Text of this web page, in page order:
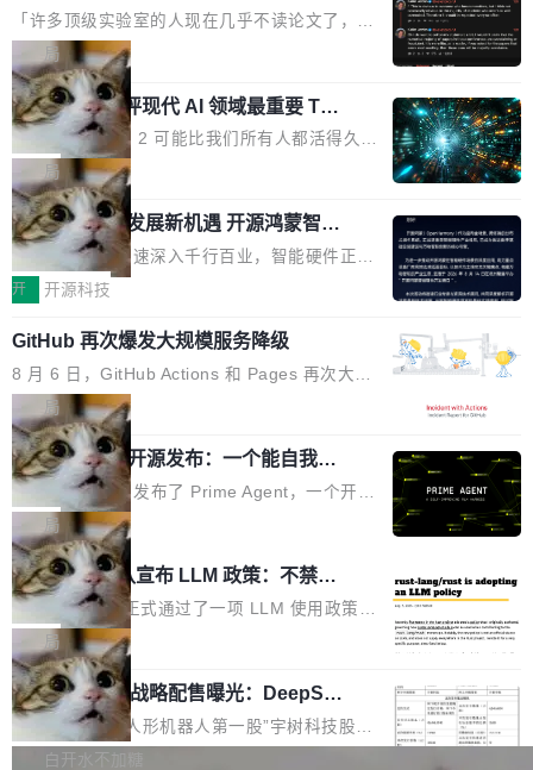
个表单字段，每个字段还有联动逻辑；比如我
想...
的严苛使用需求。 澎湃功率，紧凑机身 钛金雕1
600PG5 AI TOP具备强悍输出功率，同时实现
机身尺寸大幅精简。整机长度仅16厘米，属于同
功率段机身尺寸十分紧凑的1600W电源产品。小
巧机身有效提升市面主流标准A...
元。数字广告与公共关系相关服务市场更是从20
25年的8463亿美元扩张至2026年的8763亿美
元。数字的背后是一个清晰的事实——品牌对专
业化营销服务的需求从未如此迫切。 但市场扩容
的同时,服务商的竞争逻辑正在改变。2026年Top
Agency年度合辑的观察指出,“产品”这个离消费
者最近的载体,在整个品牌营销层面的权重显著变
高了。全域营销服务商的竞争正在从规模转向深
度,案例厚度、全域覆盖、多线协同...
了
「许多顶级实验室的人现在几乎不读论文了，而
且他们认为 ICLR/ICML/NeurIPS 充斥着大量过
度宣传和欺诈。」 OpenAI 研究员 Keller Jorda
n 这条推文引发了广泛讨论。他不是在说风凉
话，他是说出了一个圈内人尽皆知但很少公开捅
破的事实。 Jordan 随后补充了一句软化声明：
「我不认为这些会议上大部分论文都在过度宣传
或造假。问题是，作为读者，如果你筛选出那些
看起来最令人兴奋的论文，那它们大部分都是过
度宣传的。」 这才是真正的痛点。不是所有论文
都有问题，是最吸引眼球的那批论文最有问题。
他引用的帖子来自 Mathew Shen，一位 ICLR 2
026 的读者：「看了篇 ...
局
xAI 前工程师评现代 AI 领域最重要 Top
3 开源项目
Flash Attention 2 可能比我们所有人都活得久。
这句话不是来自某个技术博客，而是出自 Hieu
Pham 的一条推文。Hieu Pham 是谁？他是 xAI
的早期工程师之一，在 Grok 训练基础设施团队
工作过。近日他在 X 上发了一条帖子，列出了他
认为现代 AI 领域最重要的三个开源项目。 第一
理由很具体。FA 系列不需要解释，但 FA2 是他
认为最重要的一个——复杂度恰到好处，刚好能
驱动你去学 CuTe，但还没被那些"邪恶的" Hopp
er++ 优化所淹没，足够容易修改和适配。 更关
键的是 FA2 的持久性...
局
共商智能硬件发展新机遇 开源鸿蒙智能
硬件开发者日杭州站即将举行
随着万物智联加速深入千行百业，智能硬件正从
单点设备迈向智能化、网联化、协同化发展。作
鸿蒙通过统一技术底座和分布式能力，为不同类
型智能设备的开发、连接与互联提供关键支撑，
也为产业链企业探索产品创新与商业增长打开新
的空间。 8月14日，开源鸿蒙智能硬件开发者日
（OHDD：OpenHarmony Hardware Develope
r Day）将在杭州启航。活动面向智能硬件产业
链企业和开发者，邀请行业专家与资深技术顾
问，围绕开源鸿蒙技术能力、设备适配、芯片适
配、功耗与稳定性调优、兼容性测评及统一互联
等内容展开系统讲解和实战交流，帮助企业进一
步了解开源鸿蒙在智能...
开 开源科技
GitHub 再次爆发大规模服务降级
8 月 6 日，GitHub Actions 和 Pages 再次大规
模服务降级，Actions 完全不可用超过 5 小时，
webhook 停发，连自托管 runner 也因调度层故
障无法工作。Pages、Copilot code review、C
opilot coding agent 全部受影响。从检测到完全
恢复，大约 12 小时。 这是 2026 年 8 月的第六
起事故，其中四起与 AI/Copilot 服务相关。 Git
Hub 员工 kdaigle 在 HN 讨论中贴出了一组数
据：2025 年全年 10 亿次 commit。现在，每周
2.75 亿次，全年预计 140 亿次。GitHub...
局
Prime Agent 开源发布：一个能自我改
进的编程 Agent，ARC-AGI 3 超越人类
专家基线
Prime Intellect 发布了 Prime Agent，一个开源
的编程 Agent Harness，核心设计围绕两个抽
象：Recursive Language Model（RLM）和 C
ontinual Harness。在 ARC-AGI 3 基准测试
上，Prime Agent + Opus 5 的组合达到了 95.
5% RHAE Best@1，超过了 ARC 报告的人类专
家基线 95.4%。 不是又一个 coding agent 包装
器 Prime Agent 的架构和市面上大多数 coding
agent 有本质区别。大多数 agent harness 的设
计是基于早期模型的能力—...
局
Rust 项目团队宣布 LLM 政策：不禁
止，但你要承认哪些代码不是你写的
Rust 语言项目正式通过了一项 LLM 使用政策，
覆盖 rust-lang/rust 单一仓库的代码贡献。这不
是项目级别的官方立场，目前由五个团队采纳，
但它可能是主流开源项目中关于 AI 辅助贡献最
细致的一份规则。 政策的核心只有一句话：LLM
可以用来分析、提炼、审阅、建议，但不能用来
局
宇树科技 IPO 战略配售曝光：DeepSe
ek 获配 93.3 万股，锁定 36 个月
8月6日晚间，“人形机器人第一股”宇树科技股份
有限公司披露IPO发行价格及战略配售结果，杭
白开水不加糖